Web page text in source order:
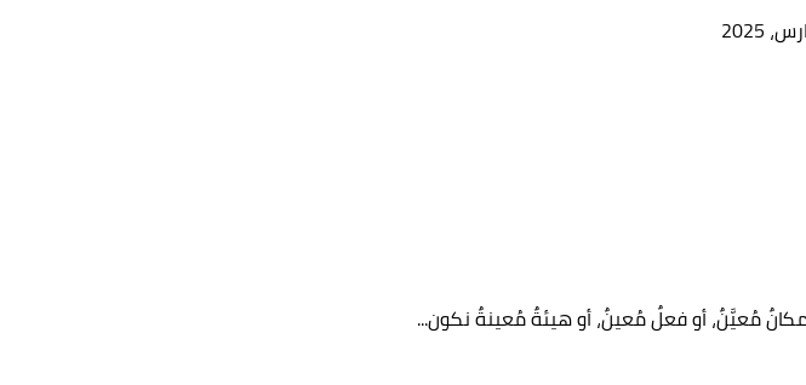
مُعيَّنٌ، أو فعلٌ مُعينٌ، أو هيئةٌ مُعينةٌ نكون...